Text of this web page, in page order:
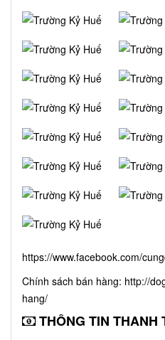
https://www.facebook.com/
Chính sách bán hàng: http://
hang/
THÔNG TIN THANH